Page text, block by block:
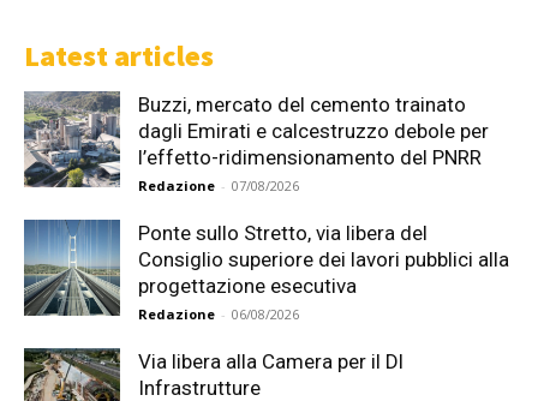
Latest articles
Buzzi, mercato del cemento trainato
dagli Emirati e calcestruzzo debole per
l’effetto-ridimensionamento del PNRR
Redazione - 07/08/2026
Ponte sullo Stretto, via libera del
Consiglio superiore dei lavori pubblici alla
progettazione esecutiva
Redazione - 06/08/2026
Via libera alla Camera per il Dl
Infrastrutture